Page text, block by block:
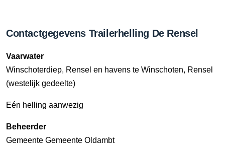
Contactgegevens Trailerhelling De Rensel
Vaarwater
Winschoterdiep, Rensel en havens te Winschoten, Rensel
(westelijk gedeelte)
Eén helling aanwezig
Beheerder
Gemeente Gemeente Oldambt